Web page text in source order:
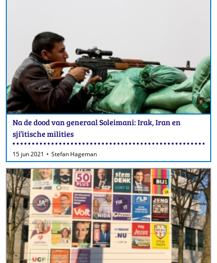
Na de dood van generaal Soleimani: Irak, Iran en
sji’itische milities
15 jun 2021 Stefan Hageman